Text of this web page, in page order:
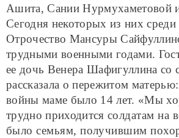
Ашита, Сании Нурмухаметовой
Сегодня некоторых из них
Отрочество Мансуры
трудными военными годами.
ее дочь Венера Шафигуллина со
рассказала о пережитом
войны маме было 14 лет. «Мы
трудно приходится солдатам на
было семьям, получившим